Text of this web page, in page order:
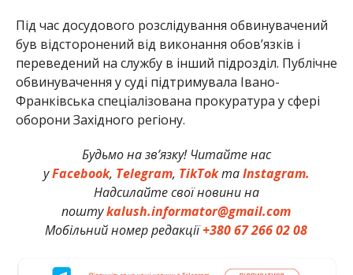
Під час досудового розслідування обвинувачений
був відсторонений від виконання обов’язків і
переведений на службу в інший підрозділ. Публічне
обвинувачення у суді підтримувала Івано-
Франківська спеціалізована прокуратура у сфері
оборони Західного регіону.
Будьмо на зв’язку! Читайте нас
уFacebook, Telegram, TikTokтаInstagram.
Надсилайте свої новини на
поштуkalush.informator@gmail.com
Мобільний номер редакції+380 67 266 02 08